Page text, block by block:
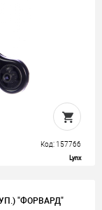
Код: 157766
Lynx
"ФОРВАРД"